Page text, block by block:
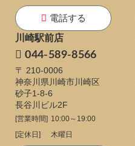
電話する
川崎駅前店
044-589-8566
〒 210-0006
神奈川県川崎市川崎区
砂子1-8-6
長谷川ビル2F
[営業時間] 10:00～19:00
[定休日]
木曜日